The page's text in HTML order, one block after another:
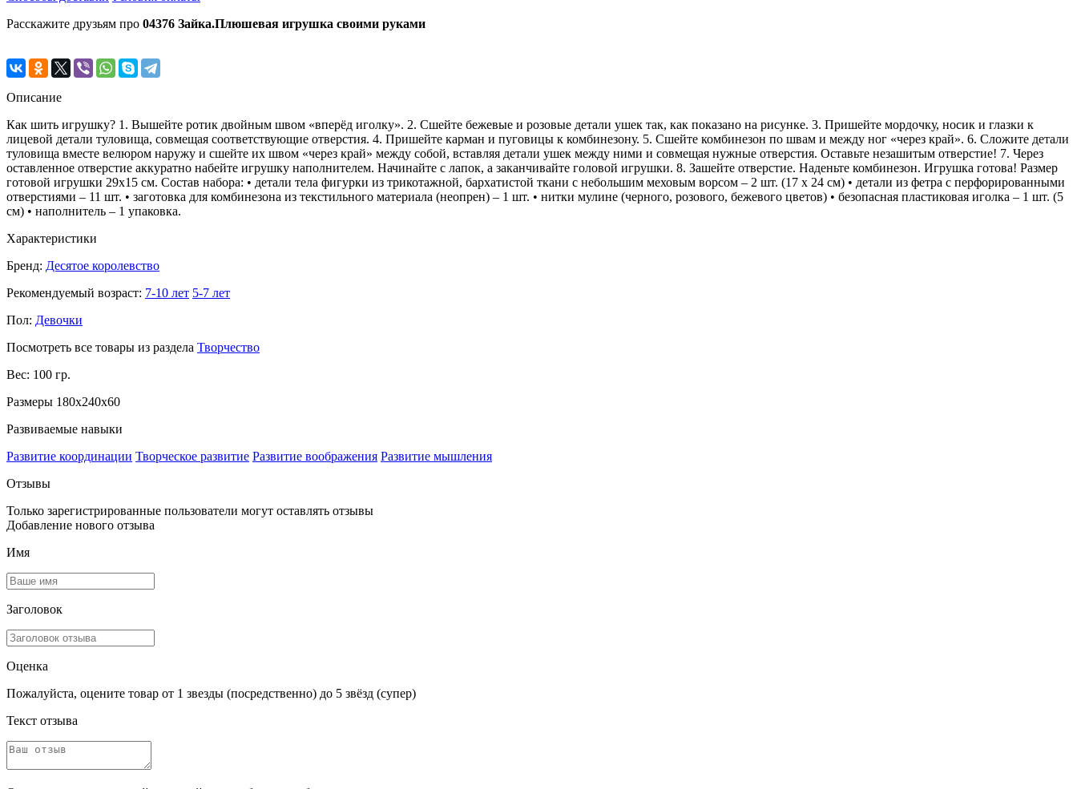
Расскажите друзьям про 04376 Зайка.Плюшевая игрушка своими руками
Описание
Как шить игрушку? 1. Вышейте ротик двойным швом «вперёд иголку». 2. Сшейте бежевые и розовые детали ушек так, как показано на рисунке. 3. Пришейте мордочку, носик и глазки к
лицевой детали туловища, совмещая соответствующие отверстия. 4. Пришейте карман и пуговицы к комбинезону. 5. Сшейте комбинезон по швам и между ног «через край». 6. Сложите детали
туловища вместе велюром наружу и сшейте их швом «через край» между собой, вставляя детали ушек между ними и совмещая нужные отверстия. Оставьте незашитым отверстие! 7. Через
оставленное отверстие аккуратно набейте игрушку наполнителем. Начинайте с лапок, а заканчивайте головой игрушки. 8. Зашейте отверстие. Наденьте комбинезон. Игрушка готова! Размер
готовой игрушки 29х15 см. Состав набора: • детали тела фигурки из трикотажной, бархатистой ткани с небольшим меховым ворсом – 2 шт. (17 х 24 см) • детали из фетра с перфорированными
отверстиями – 11 шт. • заготовка для комбинезона из текстильного материала (неопрен) – 1 шт. • нитки мулине (черного, розового, бежевого цветов) • безопасная пластиковая иголка – 1 шт. (5
см) • наполнитель – 1 упаковка.
Характеристики
Бренд: Десятое королевство
Рекомендуемый возраст: 7-10 лет 5-7 лет
Пол: Девочки
Посмотреть все товары из раздела Творчество
Вес: 100 гр.
Размеры 180x240x60
Развиваемые навыки
Развитие координации Творческое развитие Развитие воображения Развитие мышления
Отзывы
Только зарегистрированные пользователи могут оставлять отзывы
Добавление нового отзыва
Имя
Заголовок
Оценка
Пожалуйста, оцените товар от 1 звезды (посредственно) до 5 звёзд (супер)
Текст отзыва